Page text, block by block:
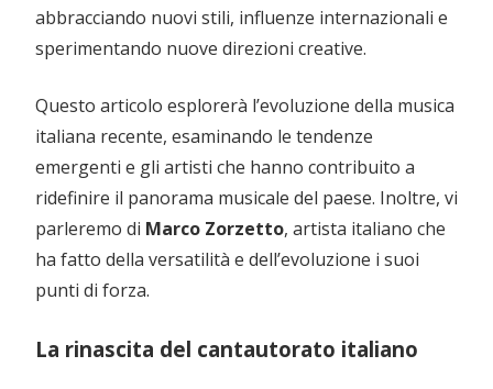
abbracciando nuovi stili, influenze internazionali e
sperimentando nuove direzioni creative.
Questo articolo esplorerà l’evoluzione della musica
italiana recente, esaminando le tendenze
emergenti e gli artisti che hanno contribuito a
ridefinire il panorama musicale del paese. Inoltre, vi
parleremo di Marco Zorzetto, artista italiano che
ha fatto della versatilità e dell’evoluzione i suoi
punti di forza.
La rinascita del cantautorato italiano